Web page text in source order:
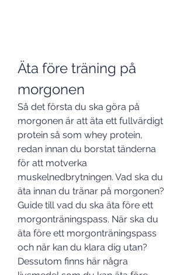
Äta före träning på
morgonen
Så det första du ska göra på
morgonen är att äta ett fullvärdigt
protein så som whey protein,
redan innan du borstat tänderna
för att motverka
muskelnedbrytningen. Vad ska du
äta innan du tränar på morgonen?
Guide till vad du ska äta före ett
morgonträningspass. När ska du
äta före ett morgonträningspass
och när kan du klara dig utan?
Dessutom finns här några